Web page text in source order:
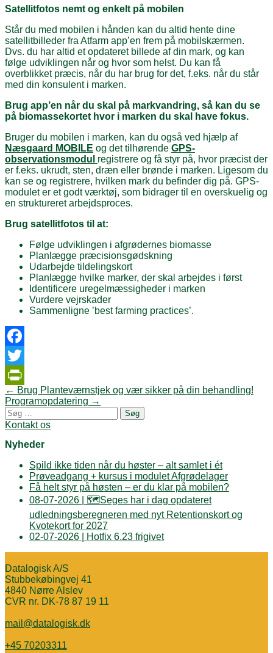
Satellitfotos nemt og enkelt på mobilen
Står du med mobilen i hånden kan du altid hente dine
satellitbilleder fra Atfarm app’en frem på mobilskærmen.
Dvs. du har altid et opdateret billede af din mark, og kan
følge udviklingen når og hvor som helst. Du kan få
overblikket præcis, når du har brug for det, f.eks. når du står
med din konsulent i marken.
Brug app’en når du skal på markvandring, så kan du se
på biomassekortet hvor i marken du skal have fokus.
Bruger du mobilen i marken, kan du også ved hjælp af
Næsgaard MOBILE og det tilhørende GPS-
observationsmodul registrere og få styr på, hvor præcist der
er f.eks. ukrudt, sten, dræn eller brønde i marken. Ligesom du
kan se og registrere, hvilken mark du befinder dig på. GPS-
modulet er et godt værktøj, som bidrager til en overskuelig og
en struktureret arbejdsproces.
Brug satellitfotos til at:
Følge udviklingen i afgrødernes biomasse
Planlægge præcisionsgødskning
Udarbejde tildelingskort
Planlægge hvilke marker, der skal arbejdes i først
Identificere uregelmæssigheder i marken
Vurdere vejrskader
Sammenligne ’best farming practices’.
Facebook
Twitter
PrintFriendly
Post
navigation
← Brug Planteværnstjek og vær sikker på din behandling!
Programopdatering →
Søg
efter:
Kontakt os
Nyheder
Spild ikke tiden når du høster – alt samlet i ét
Prøveadgang + kursus i modulet Afgrødelager
Få helt styr på høsten – er du klar på mobilen?
08-07-2026 | 🗺️Seges har i dag opdateret
udledningsberegneren med nyt Retentionskort og
Kvotekort for 2027
02-07-2026 | Hotfix 6.23 frigivet
Datalogisk A/S
Stubbekøbingvej 41
4840 Nørre Alslev
CVR nr. DK-78 87 19 11
mail@datalogisk.dk
+45 70203311